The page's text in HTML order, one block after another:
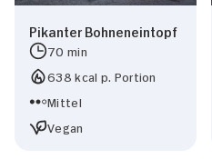
Diese Webseite verwendet
Wir verwenden Cookies,
zu personalisieren,
Medien anbieten zu
Pikanter Bohneneintopf
70 min
638 kcal p. Portion
Mittel
Vegan